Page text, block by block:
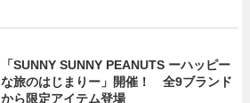
「SUNNY SUNNY PEANUTS ーハッピー
な旅のはじまりー」開催！ 全9ブランド
から限定アイテム登場